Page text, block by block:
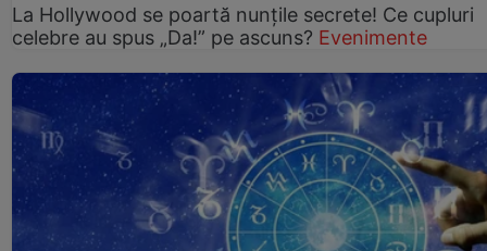
La Hollywood se poartă nunțile secrete! Ce cupluri
celebre au spus „Da!” pe ascuns? Evenimente